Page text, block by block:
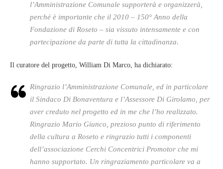
l’Amministrazione Comunale supporterà e organizzerà,
perché è importante che il 2010 – 150° Anno della
Fondazione di Roseto – sia vissuto intensamente e con
partecipazione da parte di tutta la cittadinanza.
Il curatore del progetto, William Di Marco, ha dichiarato:
Ringrazio l’Amministrazione Comunale, ed in particolare
il Sindaco Di Bonaventura e l’Assessore Di Girolamo, per
aver creduto nel progetto ed in me che l’ho realizzato.
Ringrazio Mario Giunco, prezioso punto di riferimento
della cultura a Roseto e ringrazio tutti i componenti
dell’associazione Cerchi Concentrici Promotor che mi
hanno supportato. Un ringraziamento particolare va a